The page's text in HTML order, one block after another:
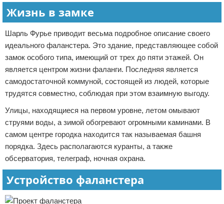
Жизнь в замке
Шарль Фурье приводит весьма подробное описание своего
идеального фаланстера. Это здание, представляющее собой
замок особого типа, имеющий от трех до пяти этажей. Он
является центром жизни фаланги. Последняя является
самодостаточной коммуной, состоящей из людей, которые
трудятся совместно, соблюдая при этом взаимную выгоду.
Улицы, находящиеся на первом уровне, летом омывают
струями воды, а зимой обогревают огромными каминами. В
самом центре городка находится так называемая башня
порядка. Здесь располагаются куранты, а также
обсерватория, телеграф, ночная охрана.
Устройство фаланстера